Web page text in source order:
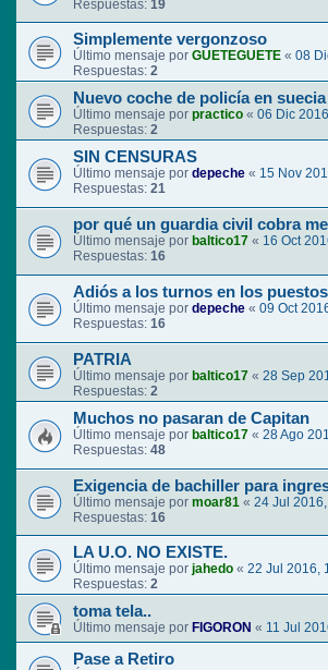
Respuestas: 19
Simplemente vergonzoso
Último mensaje por GUETEGUETE « 08
Respuestas: 2
Nuevo coche de policía en suecia
Último mensaje por practico « 06 Dic
Respuestas: 2
SIN CENSURAS
Último mensaje por depeche « 15 Nov
Respuestas: 21
por qué un guardia civil cobra
Último mensaje por baltico17 « 16 Oct
Respuestas: 16
Adiós a los turnos en los
Último mensaje por depeche « 09 Oct
Respuestas: 16
PATRIA
Último mensaje por baltico17 « 28 Sep
Respuestas: 2
Muchos no pasaran de Capitan
Último mensaje por baltico17 « 28 Ago
Respuestas: 48
Exigencia de bachiller para
Último mensaje por moar81 « 24 Jul
Respuestas: 16
LA U.O. NO EXISTE.
Último mensaje por jahedo « 22 Jul 2016,
Respuestas: 2
toma tela..
Último mensaje por FIGORON « 11 Jul
Pase a Retiro